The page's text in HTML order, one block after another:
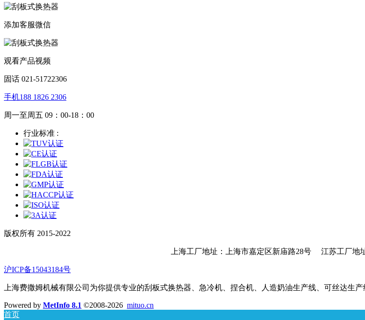
添加客服微信
观看产品视频
固话 021-51722306
手机188 1826 2306
周一至周五 09：00-18：00
行业标准 :
版权所有 2015-2022
上海工厂地址：上海市嘉定区新庙路28号 江苏工厂地
沪ICP备15043184号
上海费撒姆机械有限公司为你提供专业的刮板式换热器、急冷机、捏合机、人造奶油生产线、可丝达生产
Powered by MetInfo 8.1 ©2008-2026 mituo.cn
首页